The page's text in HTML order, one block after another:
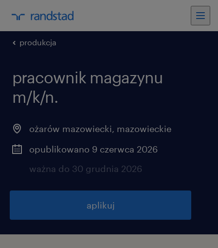
produkcja
pracownik magazynu
m/k/n.
ożarów mazowiecki, mazowieckie
opublikowano 9 czerwca 2026
ważna do 30 grudnia 2026
aplikuj